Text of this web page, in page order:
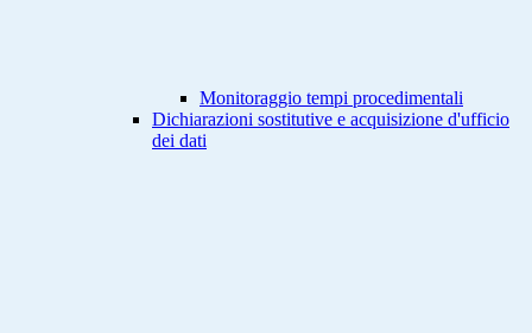
Monitoraggio tempi procedimentali
Dichiarazioni sostitutive e acquisizione d'ufficio
dei dati